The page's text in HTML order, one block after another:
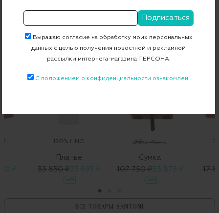
С ЧЕМ НОСИТЬ
₽
120% LINO
Платье
33 850 ₽ 23 695 ₽
-30%
Сумка
107 750 ₽ 53 875 ₽
-50%
17
ВСЕ ТОВАРЫ SANTONI
Выражаю согласие на обработку моих персональных
данных с целью получения новостной и рекламной
рассылки интернета-магазина ПЕРСОНА.
С положением о конфиденциальности ознакомлен.